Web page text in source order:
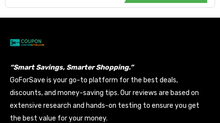
“Smart Savings, Smarter Shopping.”
GoForSave is your go-to platform for the best deals,
discounts, and money-saving tips. Our reviews are based on
extensive research and hands-on testing to ensure you get
the best value for your money.